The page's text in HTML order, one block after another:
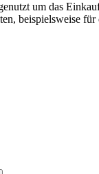
um das
beispielsweise